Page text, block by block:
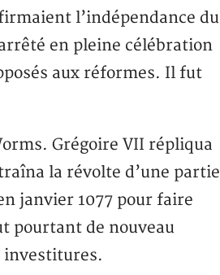
l’indépendance du
en pleine célébration
aux réformes. Il fut
Grégoire VII répliqua
la révolte d’une partie
janvier 1077 pour faire
pourtant de nouveau
investitures.